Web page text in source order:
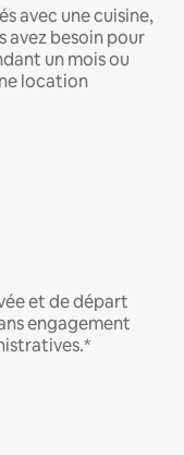
avec une cuisine,
avez besoin pour
un mois ou
location
et de départ
engagement